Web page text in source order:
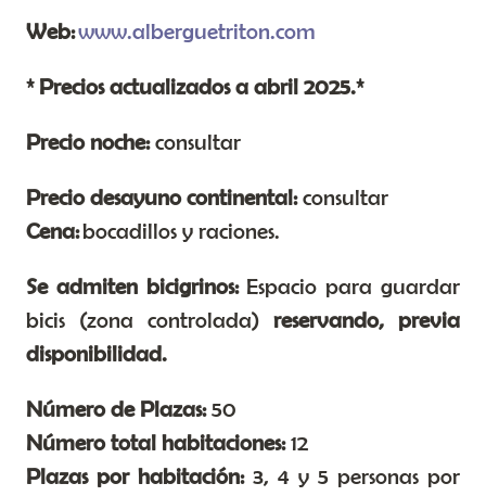
Web:www.alberguetriton.com
* Precios actualizados a abril 2025.*
Precio noche:consultar
Precio desayuno continental:consultar
Cena:bocadillos y raciones.
Se admiten bicigrinos:Espacio para guardar
bicis (zona controlada) reservando, previa
disponibilidad.
Número de Plazas:50
Número total habitaciones:12
Plazas por habitación:3, 4 y 5 personas por